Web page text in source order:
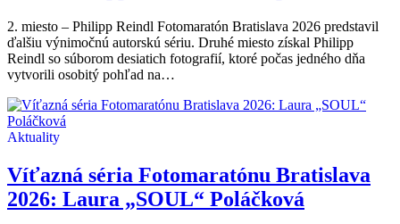
2. miesto – Philipp Reindl Fotomaratón Bratislava 2026 predstavil
ďalšiu výnimočnú autorskú sériu. Druhé miesto získal Philipp
Reindl so súborom desiatich fotografií, ktoré počas jedného dňa
vytvorili osobitý pohľad na…
Aktuality
Víťazná séria Fotomaratónu Bratislava
2026: Laura „SOUL“ Poláčková